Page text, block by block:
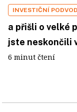
INVESTIČNÍ
a přišli o velké
jste neskončili
6 minut čtení